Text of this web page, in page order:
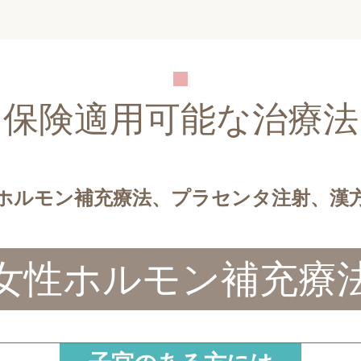
保険適用可能な治療法
ルモン補充療法、 プラセンタ注射、漢
性ホルモン補充療